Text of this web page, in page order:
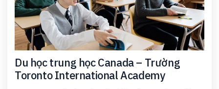
Du học trung học Canada – Trường
Toronto International Academy